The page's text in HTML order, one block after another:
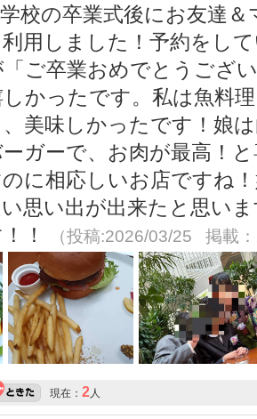
校の卒業式後にお友達
利用しました！予約をし
ご卒業おめでとうござ
かったです。私は魚料
美味しかったです！娘
ガーで、お肉が最高！
に相応しいお店ですね
思い出が出来たと思い
！
（投稿:2026/03/25 掲載
現在： 2人